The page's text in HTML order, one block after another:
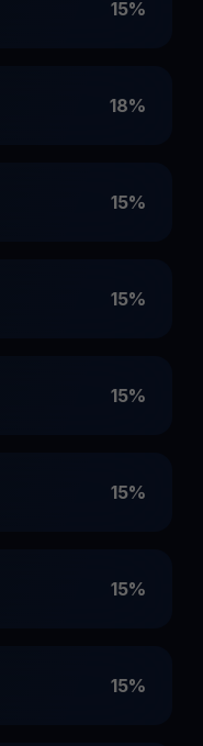
15%
18%
15%
15%
15%
15%
15%
15%